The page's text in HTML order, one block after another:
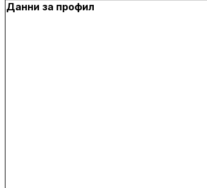
Данни за профил